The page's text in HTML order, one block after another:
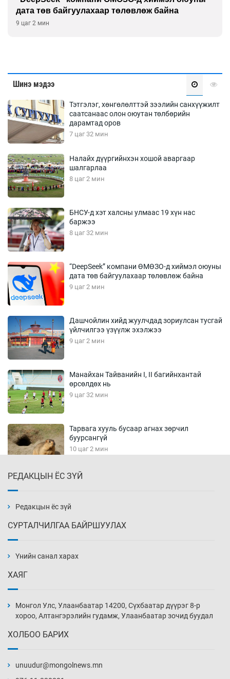
дата төв байгуулахаар төлөвлөж байна
9 цаг 2 мин
Шинэ мэдээ
Тэтгэлэг, хөнгөлөлттэй зээлийн санхүүжилт
саатсанаас олон оюутан төлбөрийн
дарамтад оров
7 цаг 32 мин
Налайх дүүргийнхэн хошой аваргаар
шалгарлаа
8 цаг 2 мин
БНСУ-д хэт халсны улмаас 19 хүн нас
баржээ
8 цаг 32 мин
“DeepSeek” компани ӨМӨЗО-д хиймэл оюуны
дата төв байгуулахаар төлөвлөж байна
9 цаг 2 мин
Дашчойлин хийд жуулчдад зориулсан тусгай
үйлчилгээ үзүүлж эхэлжээ
9 цаг 2 мин
Манайхан Тайванийн I, II багийнхантай
өрсөлдөх нь
9 цаг 32 мин
Тарвага хууль бусаар агнах зөрчил
буурсангүй
10 цаг 2 мин
10 цаг 32 мин
11 цаг 2 мин
11 цаг 32 мин
хэмжээг шинэчлэн тогтоох нь
РЕДАКЦЫН ЁС ЗҮЙ
Редакцын ёс зүй
СУРТАЛЧИЛГАА БАЙРШУУЛАХ
Үнийн санал харах
ХАЯГ
Монгол Улс, Улаанбаатар 14200, Сүхбаатар дүүрэг 8-р
хороо, Алтангэрэлийн гудамж, Улаанбаатар зочид буудал
ХОЛБОО БАРИХ
unuudur@mongolnews.mn